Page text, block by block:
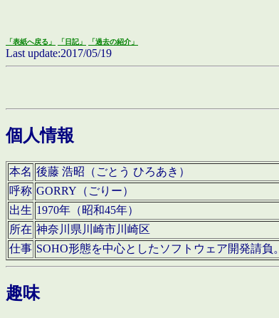
「表紙へ戻る」 「日記」 「過去の紹介」
Last update:2017/05/19
個人情報
本名 後藤 浩昭（ごとう ひろあき）
呼称 GORRY（ごりー）
出生 1970年（昭和45年）
所在 神奈川県川崎市川崎区
仕事 SOHO形態を中心としたソフトウェア開発請負
趣味